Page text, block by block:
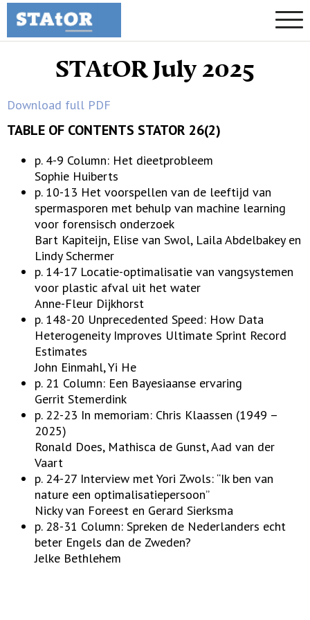
STAtOR July 2025
Download full PDF
TABLE OF CONTENTS STATOR 26(2)
p. 4-9 Column: Het dieetprobleem
Sophie Huiberts
p. 10-13 Het voorspellen van de leeftijd van
spermasporen met behulp van machine learning
voor forensisch onderzoek
Bart Kapiteijn, Elise van Swol, Laila Abdelbakey en
Lindy Schermer
p. 14-17 Locatie-optimalisatie van vangsystemen
voor plastic afval uit het water
Anne-Fleur Dijkhorst
p. 148-20 Unprecedented Speed: How Data
Heterogeneity Improves Ultimate Sprint Record
Estimates
John Einmahl, Yi He
p. 21 Column: Een Bayesiaanse ervaring
Gerrit Stemerdink
p. 22-23 In memoriam: Chris Klaassen (1949 –
2025)
Ronald Does, Mathisca de Gunst, Aad van der
Vaart
p. 24-27 Interview met Yori Zwols: “Ik ben van
nature een optimalisatiepersoon”
Nicky van Foreest en Gerard Sierksma
p. 28-31 Column: Spreken de Nederlanders echt
beter Engels dan de Zweden?
Jelke Bethlehem